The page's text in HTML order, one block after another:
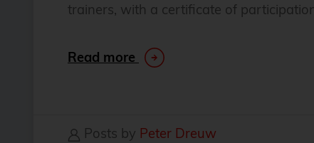
trainers, with a certificate of
Read more
Posts by Peter Dreuw